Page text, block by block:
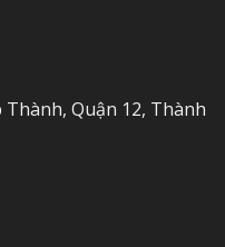
Quận 12, Thành